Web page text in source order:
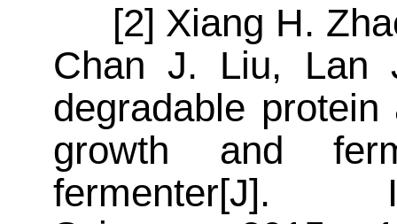
[2] Xiang H.
Chan J. Liu, Lan
degradable
growth and
fermenter[J].